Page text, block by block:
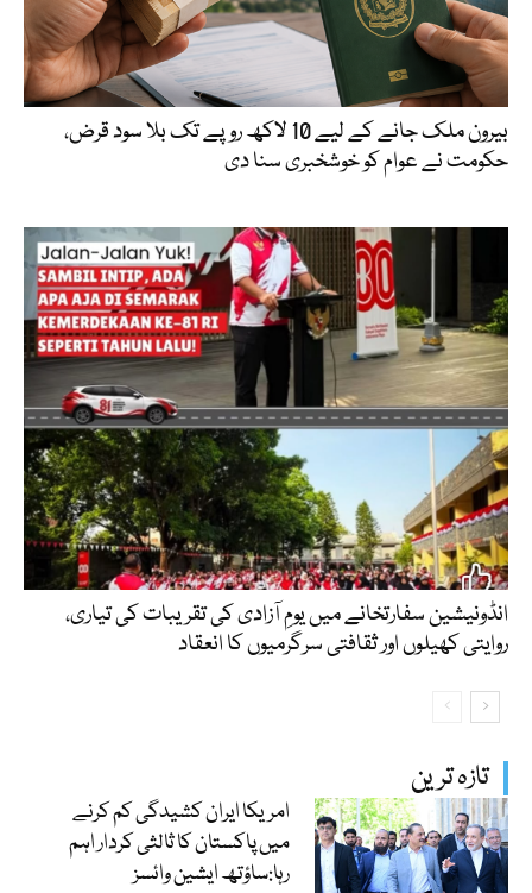
تازہ ترین
امریکا ایران کشیدگی کم کرنے
میں پاکستان کا ثالثی کردار اہم
رہا:ساؤتھ ایشین وائسز
بیرون ملک جانے کے لیے 10 لاکھ روپے تک بلا سود قرض،
حکومت نے عوام کو خوشخبری سنا دی
انڈونیشین سفارتخانے میں یومِ آزادی کی تقریبات کی تیاری،
روایتی کھیلوں اور ثقافتی سرگرمیوں کا انعقاد